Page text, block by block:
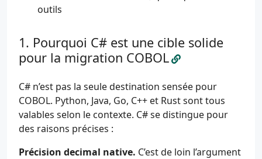
outils
Pourquoi C# est une cible solide
pour la migration COBOL
C# n’est pas la seule destination sensée pour
COBOL. Python, Java, Go, C++ et Rust sont tous
valables selon le contexte. C# se distingue pour
des raisons précises :
Précision decimal native. C’est de loin l’argument